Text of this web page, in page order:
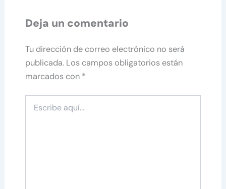
Deja un comentario
Tu dirección de correo electrónico no será
publicada. Los campos obligatorios están
marcados con *
aquí...